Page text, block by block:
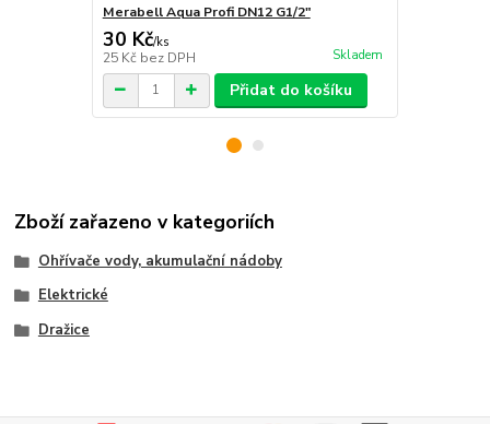
Merabell Aqua Profi DN12 G1/2"
30 Kč/ks
25 Kč bez DPH Skladem
Přidat do košíku
Zboží zařazeno v kategoriích
Ohřívače vody, akumulační nádoby
Elektrické
Dražice